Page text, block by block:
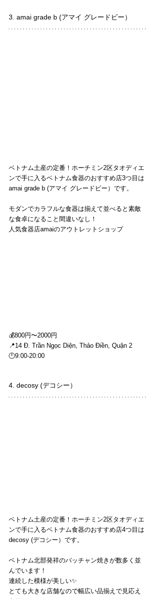
3. amai grade b (アマイ グレードビー）
ベトナム土産の定番！ホーチミン2区タオディエ
ンで手に入るベトナム食器のおすすめ店3つ目は
amai grade b (アマイ グレードビー）です。
モダンでカラフルな食器は揃えて並べると素敵
な食卓になること間違いなし！
人気食器店amaiのアウトレットショップ
💰800円〜2000円
📍14 Đ. Trần Ngọc Diện, Thảo Điền, Quận 2
🕛9:00-20:00
4. decosy (デコシー）
ベトナム土産の定番！ホーチミン2区タオディエ
ンで手に入るベトナム食器のおすすめ店4つ目は
decosy (デコシー）です。
ベトナム北部発祥のバッチャン焼きが数多く並
んでいます！
連続した模様が美しい✨
とても大きな店舗なので幅広い品揃えで見応え